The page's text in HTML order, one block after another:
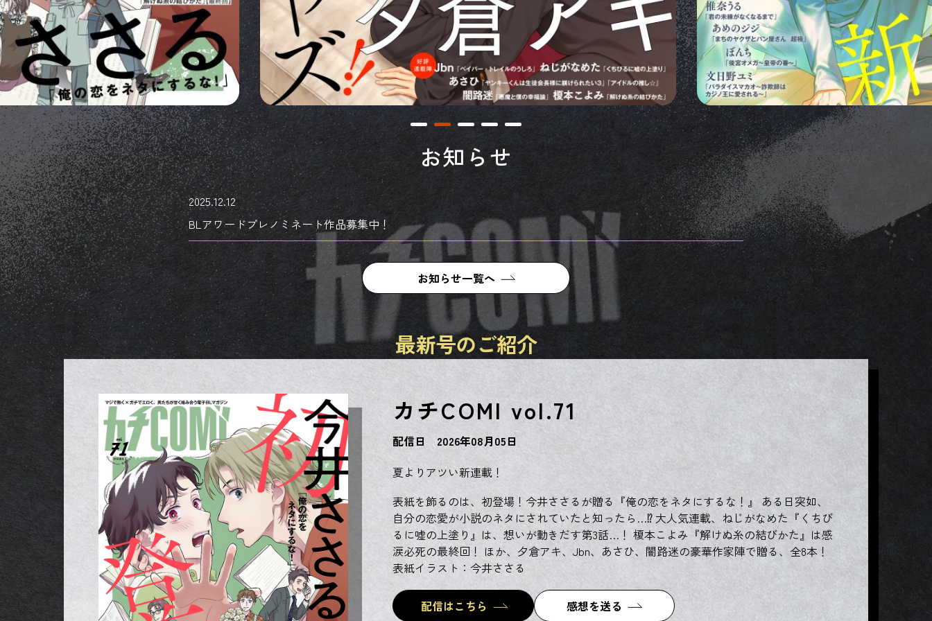
お知らせ
2025.12.12
BLアワードプレノミネート作品募集中！
お知らせ一覧へ
最新号のご紹介
カチCOMI vol.71
配信日 2026年08月05日
夏よりアツい新連載！
表紙を飾るのは、初登場！今井ささるが贈る『俺の恋をネタにするな！』 ある日突如、
自分の恋愛が小説のネタにされていたと知ったら…⁉ 大人気連載、ねじがなめた『くちび
るに嘘の上塗り』は、想いが動きだす第3話…！ 榎本こよみ『解けぬ糸の結びかた』は感
涙必死の最終回！ ほか、夕倉アキ、Jbn、あさひ、闇路迷の豪華作家陣で贈る、全8本！
表紙イラスト：今井ささる
配信はこちら 感想を送る